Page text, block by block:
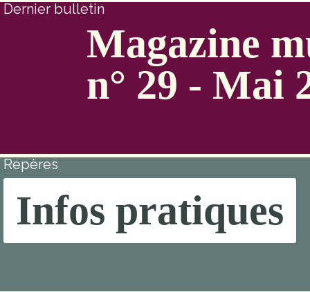
Dernier bulletin
Magazine
n° 29 - Mai
Repères
Infos pratiques